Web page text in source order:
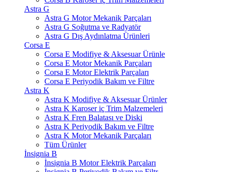
Astra G
Astra G Motor Mekanik Parçaları
Astra G Soğutma ve Radyatör
Astra G Dış Aydınlatma Ürünleri
Corsa E
Corsa E Modifiye & Aksesuar Ürünle
Corsa E Motor Mekanik Parçaları
Corsa E Motor Elektrik Parçaları
Corsa E Periyodik Bakım ve Filtre
Astra K
Astra K Modifiye & Aksesuar Ürünler
Astra K Karoser iç Trim Malzemeleri
Astra K Fren Balatası ve Diski
Astra K Periyodik Bakım ve Filtre
Astra K Motor Mekanik Parçaları
Tüm Ürünler
İnsignia B
İnsignia B Motor Elektrik Parçaları